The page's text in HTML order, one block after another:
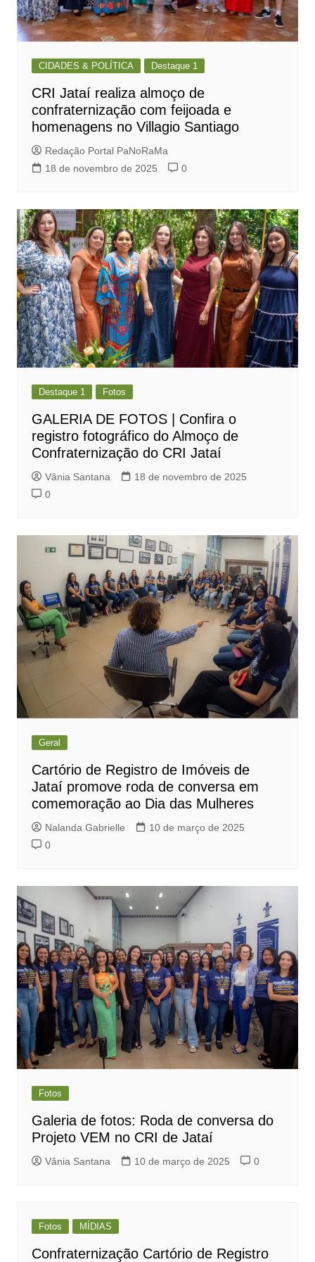
CIDADES & POLÍTICA Destaque 1
CRI Jataí realiza almoço de
confraternização com feijoada e
homenagens no Villagio Santiago
Redação Portal PaNoRaMa
18 de novembro de 2025
0
Destaque 1 Fotos
GALERIA DE FOTOS | Confira o
registro fotográfico do Almoço de
Confraternização do CRI Jataí
Vânia Santana
18 de novembro de 2025
0
Geral
Cartório de Registro de Imóveis de
Jataí promove roda de conversa em
comemoração ao Dia das Mulheres
Nalanda Gabrielle
10 de março de 2025
0
Fotos
Galeria de fotos: Roda de conversa do
Projeto VEM no CRI de Jataí
Vânia Santana 10 de março de 2025 0
Fotos MÍDIAS
Confraternização Cartório de Registro